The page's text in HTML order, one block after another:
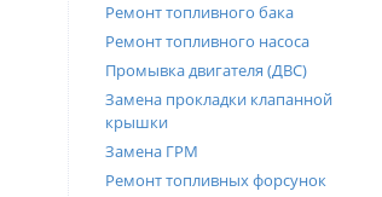
Ремонт топливного бака
Ремонт топливного насоса
Промывка двигателя (ДВС)
Замена прокладки клапанной
крышки
Замена ГРМ
Ремонт топливных форсунок